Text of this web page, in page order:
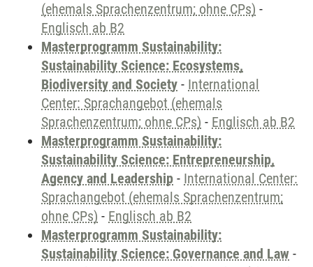
(ehemals Sprachenzentrum; ohne CPs) -
Englisch ab B2
Masterprogramm Sustainability:
Sustainability Science: Ecosystems,
Biodiversity and Society - International
Center: Sprachangebot (ehemals
Sprachenzentrum; ohne CPs) - Englisch ab B2
Masterprogramm Sustainability:
Sustainability Science: Entrepreneurship,
Agency and Leadership - International Center:
Sprachangebot (ehemals Sprachenzentrum;
ohne CPs) - Englisch ab B2
Masterprogramm Sustainability:
Sustainability Science: Governance and Law -